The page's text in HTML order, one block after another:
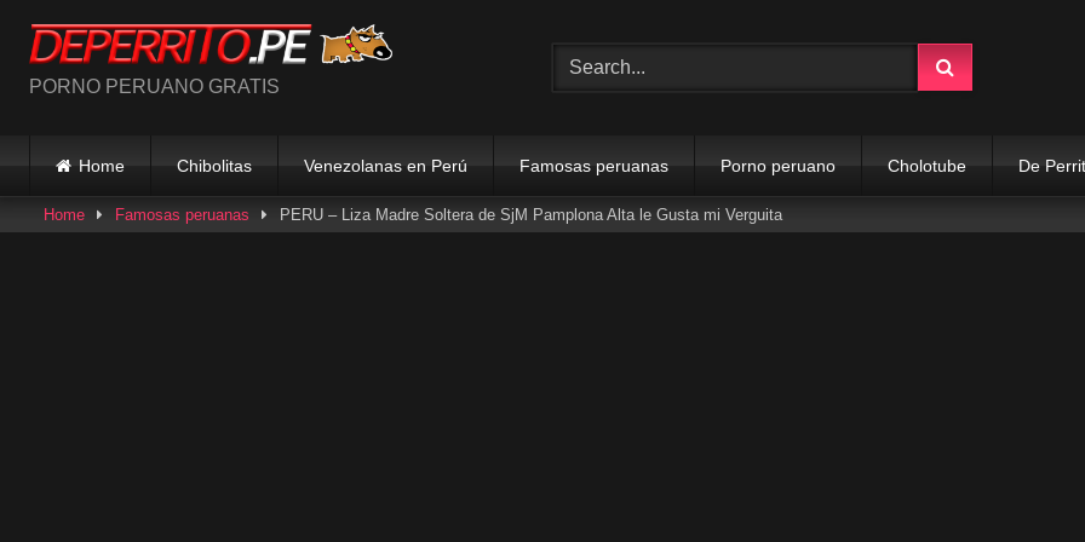
PORNO PERUANO GRATIS
Home Chibolitas Venezolanas en Perú Famosas peruanas Porno peruano Cholotube De
Home Famosas peruanas PERU – Liza Madre Soltera de SjM Pamplona Alta le Gusta mi Verguita